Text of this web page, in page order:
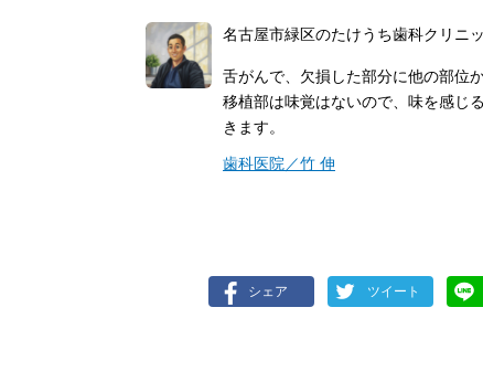
名古屋市緑区のたけうち歯科クリニ
舌がんで、欠損した部分に他の部位
移植部は味覚はないので、味を感じ
きます。
歯科医院／竹 伸
シェア ツイート